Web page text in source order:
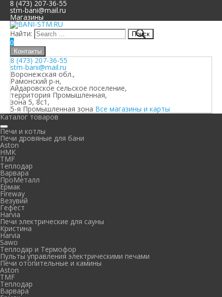
8 (473) 207-36-55
stm-bani@mail.ru
Магазины
Найти:
0
Контакты
8 (473) 207-36-55
stm-bani@mail.ru
Воронежская обл.,
Рамонский р-н,
Айдаровское сельское поселение,
территория Промышленная,
зона 5, 8с1,
5-я Промышленная зона Все магазины и карты
Каталог товаров
Печи и котлы
Печи дровяные для бани
Aston
НМК
TMF
Теплодар
Варвара
ПроМеталл
Ермак
Fireway
Везувий
Гефест
Harvia
Печи электрические для сауны
Кристина
Harvia
Sawo
Теплодар и Термофор
Пульты управления электрическими печами
Печи отопительные и камины
Aston
TMF
Теплодар
Варвара